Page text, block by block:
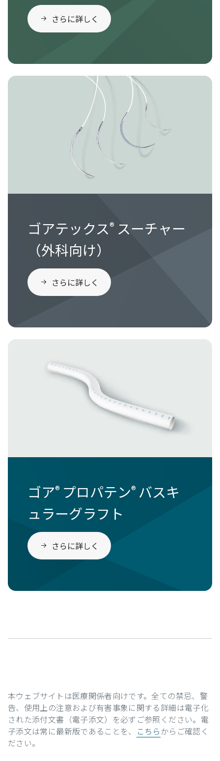
さらに詳しく
Image
ゴアテックス® スーチャー
（外科向け）
さらに詳しく
Image
ゴア® プロパテン® バスキ
ュラーグラフト
さらに詳しく
本ウェブサイトは医療関係者向けです。全ての禁忌、警
告、使用上の注意および有害事象に関する詳細は電子化
された添付文書（電子添文）を必ずご参照ください。電
子添文は常に最新版であることを、
こちらからご確認く
ださい。